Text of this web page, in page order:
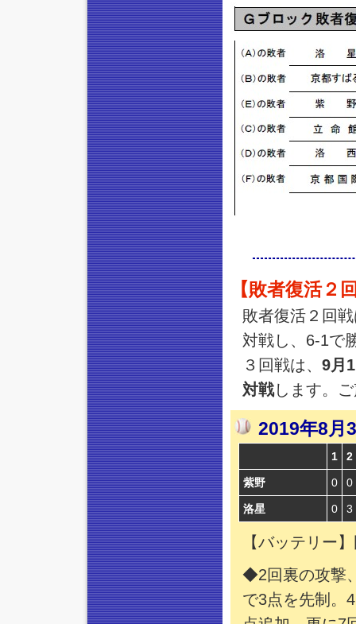
【敗者復活２
敗者復活２回
対戦し、6-1で
３回戦は、 9月
対戦します。
2019年8
1 2
紫野 0 0
洛星 0 3
【バッテリー
◆2回裏の攻撃
で3点を先制。